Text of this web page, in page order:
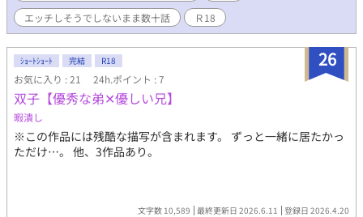
エッチしそうでしないまま数十話
Ｒ18
26
ｼｮｰﾄｼｮｰﾄ 完結 R18
お気に入り : 21 24h.ポイント : 7
双子【優秀な弟✕優しい兄】
暇潰し
※この作品には残酷な描写が含まれます。 ずっと一緒に居たかっ
ただけ…。 他、3作品あり。
文字数 10,589 最終更新日 2026.6.11 登録日 2026.4.20